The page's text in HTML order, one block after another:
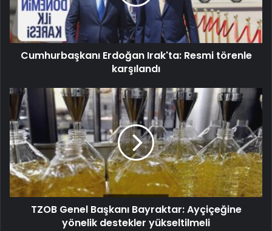
Cumhurbaşkanı Erdoğan Irak'ta: Resmi törenle
karşılandı
TZOB Genel Başkanı Bayraktar: Ayçiçeğine
yönelik destekler yükseltilmeli